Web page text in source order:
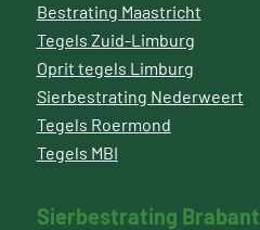
Bestrating Maastricht
Tegels Zuid-Limburg
Oprit tegels Limburg
Sierbestrating Nederweert
Tegels Roermond
Tegels MBI
Sierbestrating Brabant